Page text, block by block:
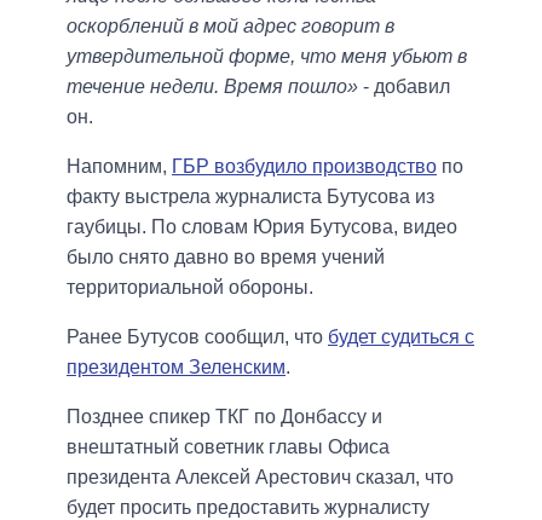
оскорблений в мой адрес говорит в
утвердительной форме, что меня убьют в
течение недели. Время пошло» - добавил
он.
Напомним, ГБР возбудило производство по
факту выстрела журналиста Бутусова из
гаубицы. По словам Юрия Бутусова, видео
было снято давно во время учений
территориальной обороны.
Ранее Бутусов сообщил, что будет судиться с
президентом Зеленским.
Позднее спикер ТКГ по Донбассу и
внештатный советник главы Офиса
президента Алексей Арестович сказал, что
будет просить предоставить журналисту